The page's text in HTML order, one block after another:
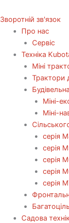
Зворотній зв'язок
Про нас
Сервіс
Технiка
Міні
Трактори
Міні-
Міні-
серія
серія
серія
серія
серія
Садова